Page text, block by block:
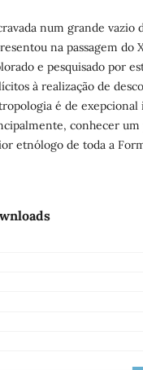
num grande vazio
na passagem do
e pesquisado por
à realização de
é de exepcional
conhecer um
etnólogo de toda a